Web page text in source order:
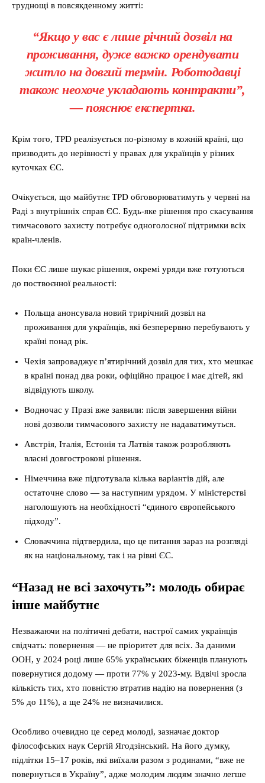
труднощі в повсякденному житті:
“Якщо у вас є лише річний дозвіл на
проживання, дуже важко орендувати
житло на довгий термін. Роботодавці
також неохоче укладають контракти”,
— пояснює експертка.
Крім того, TPD реалізується по-різному в кожній країні, що
призводить до нерівності у правах для українців у різних
куточках ЄС.
Очікується, що майбутнє TPD обговорюватимуть у червні на
Раді з внутрішніх справ ЄС. Будь-яке рішення про скасування
тимчасового захисту потребує одноголосної підтримки всіх
країн-членів.
Поки ЄС лише шукає рішення, окремі уряди вже готуються
до поствоєнної реальності:
Польща анонсувала новий трирічний дозвіл на
проживання для українців, які безперервно перебувають у
країні понад рік.
Чехія запроваджує п’ятирічний дозвіл для тих, хто мешкає
в країні понад два роки, офіційно працює і має дітей, які
відвідують школу.
Водночас у Празі вже заявили: після завершення війни
нові дозволи тимчасового захисту не надаватимуться.
Австрія, Італія, Естонія та Латвія також розробляють
власні довгострокові рішення.
Німеччина вже підготувала кілька варіантів дій, але
остаточне слово — за наступним урядом. У міністерстві
наголошують на необхідності “єдиного європейського
підходу”.
Словаччина підтвердила, що це питання зараз на розгляді
як на національному, так і на рівні ЄС.
“Назад не всі захочуть”: молодь обирає
інше майбутнє
Незважаючи на політичні дебати, настрої самих українців
свідчать: повернення — не пріоритет для всіх. За даними
ООН, у 2024 році лише 65% українських біженців планують
повернутися додому — проти 77% у 2023-му. Вдвічі зросла
кількість тих, хто повністю втратив надію на повернення (з
5% до 11%), а ще 24% не визначилися.
Особливо очевидно це серед молоді, зазначає доктор
філософських наук Сергій Ягодзінський. На його думку,
підлітки 15–17 років, які виїхали разом з родинами, “вже не
повернуться в Україну”, адже молодим людям значно легше